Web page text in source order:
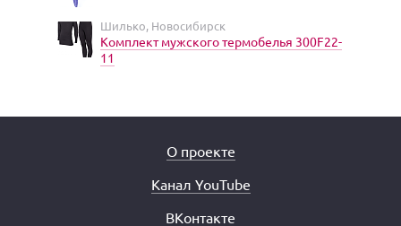
Шилько, Новосибирск
Комплект мужского термобелья 300F22-
11
О проекте
Канал YouTube
ВКонтакте